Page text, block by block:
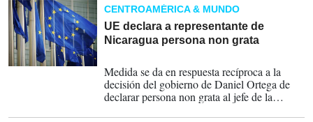
CENTROAMÉRICA & MUNDO
UE declara a representante de
Nicaragua persona non grata
Medida se da en respuesta recíproca a la
decisión del gobierno de Daniel Ortega de
declarar persona non grata al jefe de la